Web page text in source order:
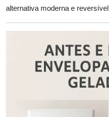
alternativa moderna e